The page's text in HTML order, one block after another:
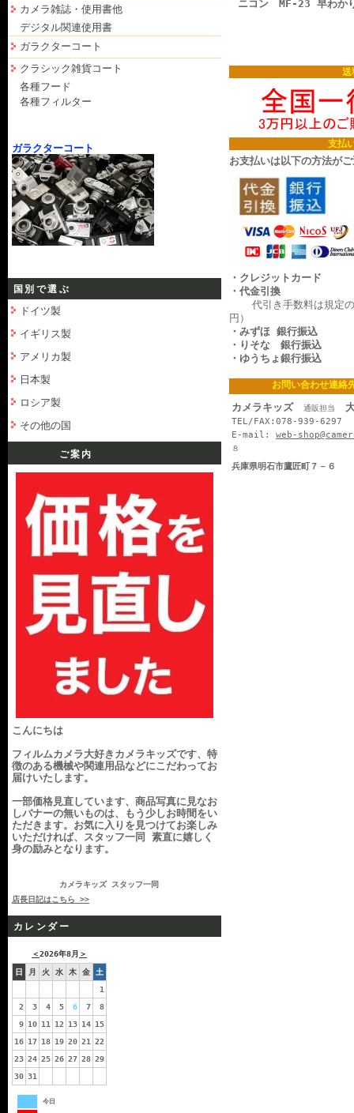
カメラ雑誌・使用書他
デジタル関連使用書
ガラクターコート
クラシック雑貨コート
各種フード
各種フィルター
ガラクターコート
国別で選ぶ
ドイツ製
イギリス製
アメリカ製
日本製
ロシア製
その他の国
ご案内
こんにちは
フィルムカメラ大好きカメラキッズです、特
徴のある機械や関連用品などにこだわってお
届けいたします。
一部価格見直しています、商品写真に見なお
しバナーの無いものは、もう少しお時間をい
ただきます。お気に入りを見つけてお楽しみ
いただければ、スタッフ一同 素直に嬉しく
身の励みとなります。
カメラキッズ スタッフ一同
店長日記はこちら >>
カレンダー
＜2026年8月 ＞
日 月 火 水 木 金
土
1
2
3 4 5 6 7
8
9 10 11 12 13 14 15
16 17 18 19 20 21
22
23 24 25 26 27 28 29
30 31
今日
ニコン MF-23 早わか
送
支払
お支払いは以下の方法が
・クレジットカード
・代金引換
代引き手数料は規定の
円）
・みずほ 銀行振込
・りそな 銀行振込
・ゆうちょ銀行振込
お問い合わせ連絡
カメラキッズ 通販担当
TEL/FAX:078-939-6297
E-mail: web-
８
兵庫県明石市鷹匠町７－６